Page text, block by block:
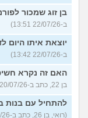
בן זוג שמכור
ב-22/07/26 13:51)
יוצאת איתו היום
ב-22/07/26 13:42)
האם זה נקרא
בן 22, כתב ב-20/07/26 17:33)
להתחיל עם בנות
(רואי, בן 26, כתב ב-20/07/26 17:22)